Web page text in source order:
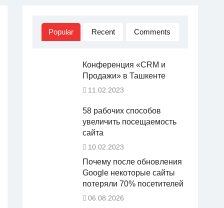
Popular Recent Comments
Конференция «CRM и
Продажи» в Ташкенте
11.02.2023
58 рабочих способов
увеличить посещаемость
сайта
10.02.2023
Почему после обновления
Google некоторые сайты
потеряли 70% посетителей
06.08.2026